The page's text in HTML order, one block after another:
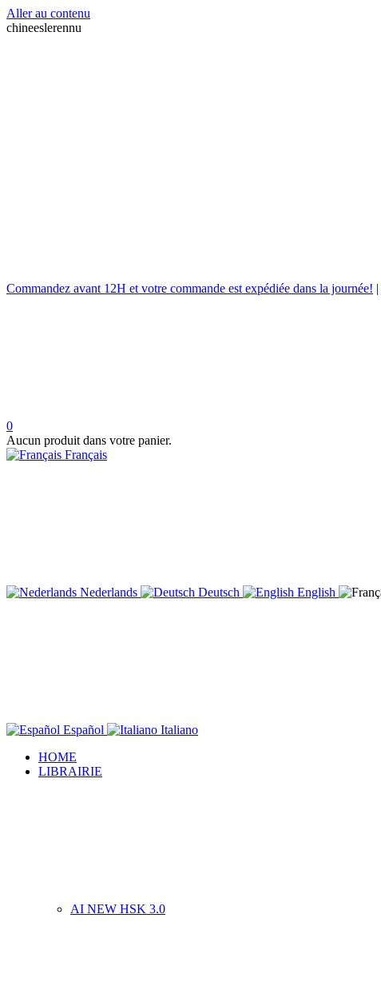
Aller au contenu
chineeslerennu
Commandez avant 12H et votre commande est expédiée dans la journée! |
0
Aucun produit dans votre panier.
Français
Nederlands Deutsch English
Español
Italiano
HOME
LIBRAIRIE
AI NEW HSK 3.0